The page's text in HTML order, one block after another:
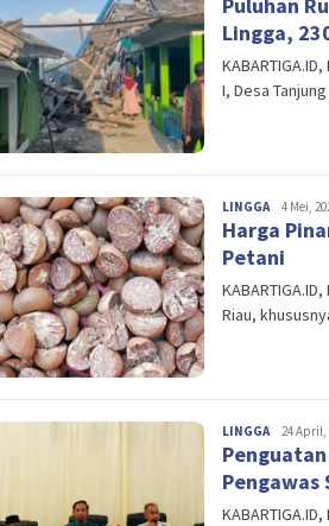
Lingga,
I, Desa
LINGGA Editor
4 Mei,
Harga
Petani
Riau,
LINGGA Editor
24 April,
Pengawas